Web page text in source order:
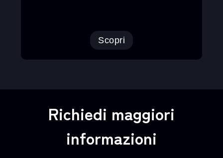
Scopri
Richiedi maggiori
informazioni